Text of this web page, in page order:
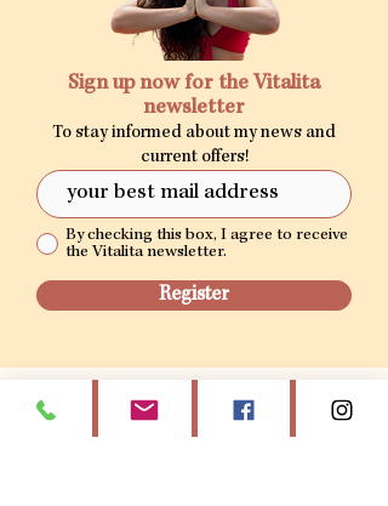
Sign up now for the Vitalita
newsletter
To stay informed about my news and
current offers!
By checking this box, I agree to receive
the Vitalita newsletter.
Register